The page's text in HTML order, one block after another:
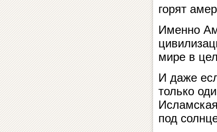
горят
Именно
мире в
И даже
только
под